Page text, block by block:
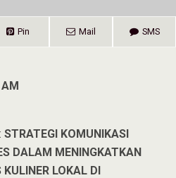
Pin Mail SMS
STRATEGI KOMUNIKASI
DALAM MENINGKATKAN
KULINER LOKAL DI